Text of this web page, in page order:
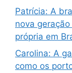
Patrícia: A
nova
própria em
Carolina: A
como os